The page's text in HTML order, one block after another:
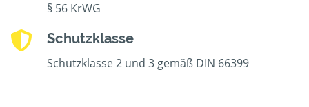
§ 56 KrWG
Schutzklasse
Schutzklasse 2 und 3 gemäß DIN 66399